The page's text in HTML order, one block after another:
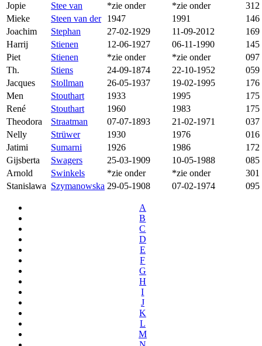
Jopie
Stee van *zie onder *zie onder
312
Mieke
Steen van der 1947 1991
146
Joachim
Stephan 27-02-1929 11-09-2012
169
Harrij
Stienen 12-06-1927 06-11-1990
145
Piet
Stienen *zie onder *zie onder
097
Th.
Stiens 24-09-1874 22-10-1952
059
Jacques
Stollman 26-05-1937 19-02-1995
176
Men
Stouthart 1933 1995
175
René
Stouthart 1960 1983
175
Theodora
Straatman 07-07-1893 21-02-1971
037
Nelly
Strüwer 1930 1976
016
Jatimi
Sumarni 1926 1986
172
Gijsberta
Swagers 25-03-1909 10-05-1988
085
Arnold
Swinkels *zie onder *zie onder
301
Stanislawa Szymanowska 29-05-1908 07-02-1974 095
A
B
C
D
E
F
G
H
I
J
K
L
M